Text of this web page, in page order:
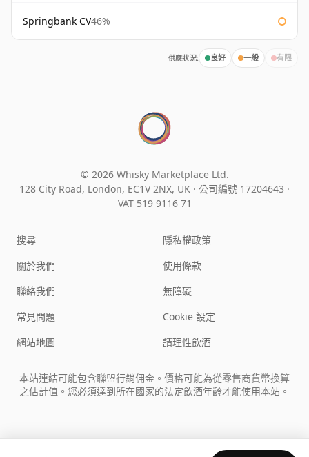
Springbank CV46%
供應狀況: 良好 一般 有限
© 2026 Whisky Marketplace Ltd.
128 City Road, London, EC1V 2NX, UK · 公司編號 17204643 ·
VAT 519 9116 71
搜尋
關於我們
聯絡我們
常見問題
網站地圖
隱私權政策
使用條款
無障礙
Cookie 設定
請理性飲酒
本站連結可能包含聯盟行銷佣金。價格可能為從零售商貨幣換算
之估計值。您必須達到所在國家的法定飲酒年齡才能使用本站。